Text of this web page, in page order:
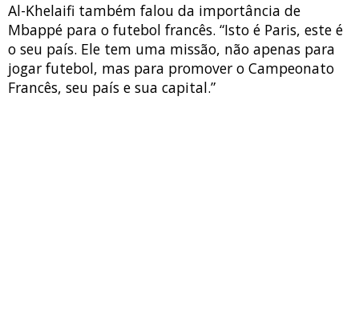
Al-Khelaifi também falou da importância de
Mbappé para o futebol francês. “Isto é Paris, este é
o seu país. Ele tem uma missão, não apenas para
jogar futebol, mas para promover o Campeonato
Francês, seu país e sua capital.”